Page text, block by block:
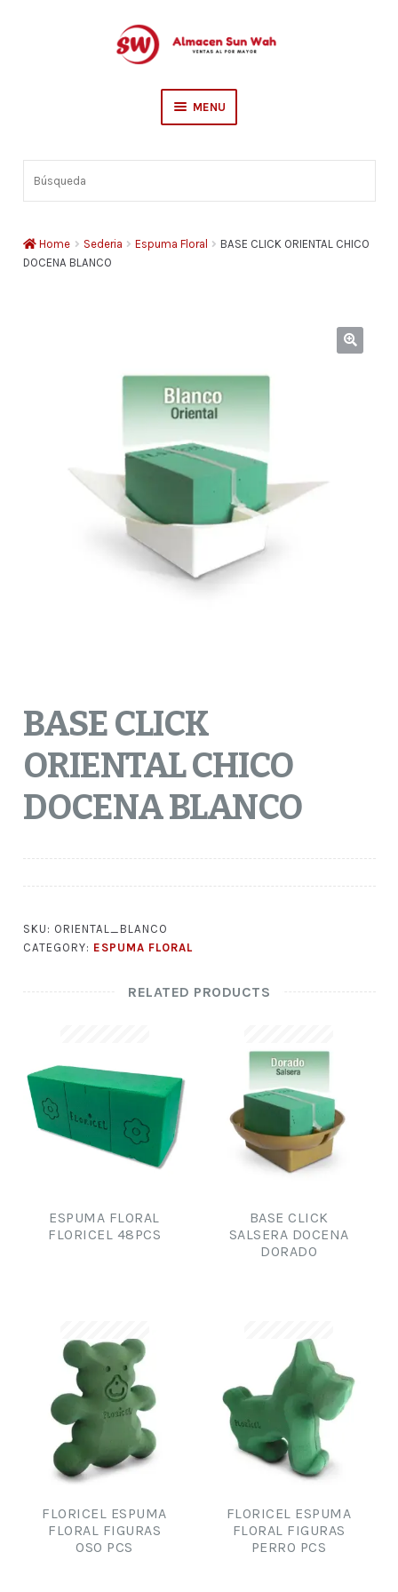
MENU
Sederia
HogarHome Sederia Espuma Floral
BASE CLICK ORIENTAL CHICO
DOCENA BLANCO
BASE CLICK
ORIENTAL CHICO
DOCENA BLANCO
SKU: ORIENTAL_BLANCO
CATEGORY: ESPUMA FLORAL
RELATED PRODUCTS
ESPUMA FLORAL
FLORICEL 48PCS
BASE CLICK
SALSERA DOCENA
DORADO
FLORICEL ESPUMA
FLORAL FIGURAS
OSO PCS
FLORICEL ESPUMA
FLORAL FIGURAS
PERRO PCS